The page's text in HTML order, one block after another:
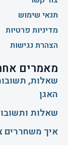
תנאי שימוש
מדיניות פרטיות
הצהרת נגישות
מאמרים
שאלות,
האגן
שאלות
איך משחררים